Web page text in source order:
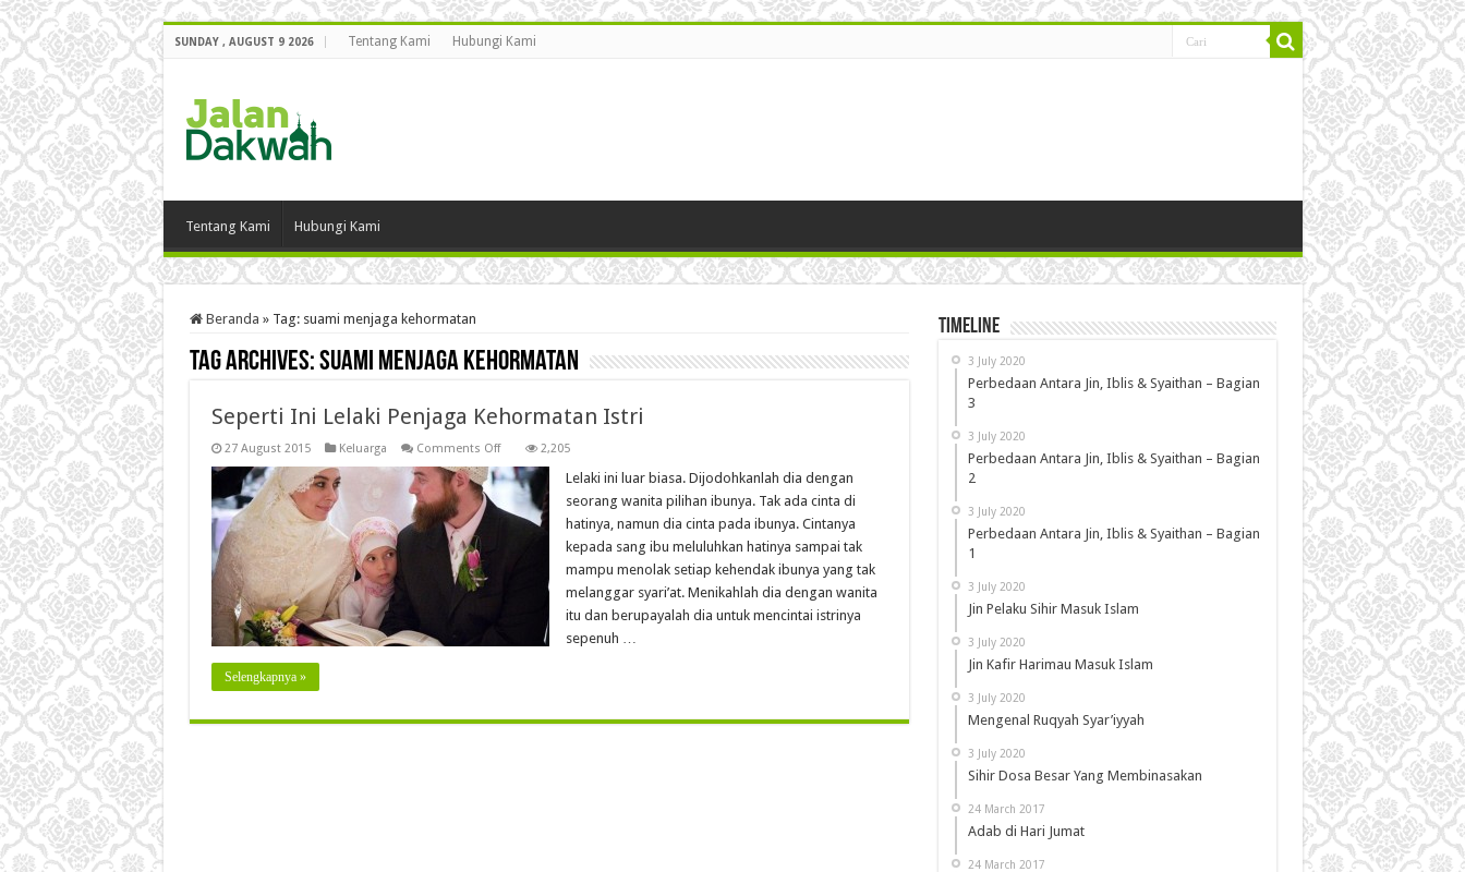
SUNDAY , AUGUST 9 2026 Tentang Kami Hubungi Kami
Tentang Kami Hubungi Kami
Beranda » Tag: suami menjaga kehormatan
Tag Archives:suami menjaga kehormatan
Seperti Ini Lelaki Penjaga Kehormatan Istri
27 August 2015 Keluarga Comments Offon
Ini
Lelaki
Penjaga
Kehormatan
2,205
Lelaki ini luar biasa. Dijodohkanlah dia dengan
seorang wanita pilihan ibunya. Tak ada cinta di
hatinya, namun dia cinta pada ibunya. Cintanya
kepada sang ibu meluluhkan hatinya sampai tak
mampu menolak setiap kehendak ibunya yang tak
melanggar syari’at. Menikahlah dia dengan wanita
itu dan berupayalah dia untuk mencintai istrinya
sepenuh …
Selengkapnya »
Timeline
3 July 2020
Perbedaan Antara Jin, Iblis & Syaithan – Bagian
3
3 July 2020
Perbedaan Antara Jin, Iblis & Syaithan – Bagian
2
3 July 2020
Perbedaan Antara Jin, Iblis & Syaithan – Bagian
1
3 July 2020
Jin Pelaku Sihir Masuk Islam
3 July 2020
Jin Kafir Harimau Masuk Islam
3 July 2020
Mengenal Ruqyah Syar’iyyah
3 July 2020
Sihir Dosa Besar Yang Membinasakan
24 March 2017
Adab di Hari Jumat
24 March 2017